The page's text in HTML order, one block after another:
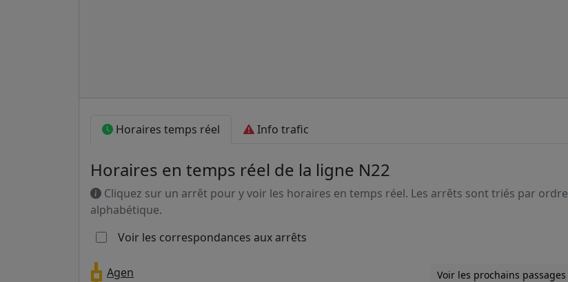
Horaires temps réel Info trafic
Horaires en temps réel de la ligne N22
Cliquez sur un arrêt pour y voir les horaires en temps réel. Les arrêts sont triés par ordre
alphabétique.
Voir les correspondances aux arrêts
Agen Voir les prochains passages